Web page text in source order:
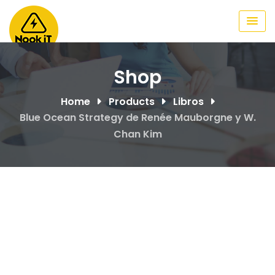
Skip
to
content
Shop
Home Products
Libros
Blue Ocean Strategy de Renée Mauborgne y W.
Chan Kim